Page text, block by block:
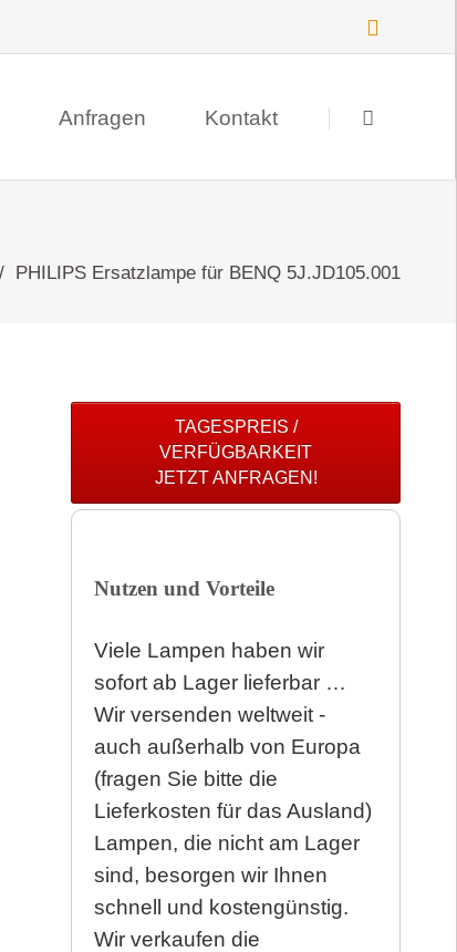
überspringen
Anfragen Kontakt
PHILIPS Ersatzlampe für BENQ 5J.JD105.001
TAGESPREIS /
VERFÜGBARKEIT
JETZT ANFRAGEN!
Nutzen und Vorteile
Viele Lampen haben wir
sofort ab Lager lieferbar …
Wir versenden weltweit -
auch außerhalb von Europa
(fragen Sie bitte die
Lieferkosten für das Ausland)
Lampen, die nicht am Lager
sind, besorgen wir Ihnen
schnell und kostengünstig.
Wir verkaufen die